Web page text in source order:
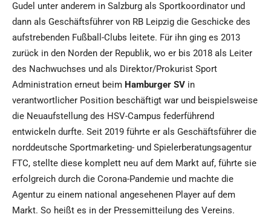
Gudel unter anderem in Salzburg als Sportkoordinator und
dann als Geschäftsführer von RB Leipzig die Geschicke des
aufstrebenden Fußball-Clubs leitete. Für ihn ging es 2013
zurück in den Norden der Republik, wo er bis 2018 als Leiter
des Nachwuchses und als Direktor/Prokurist Sport
Administration erneut beim Hamburger SV in
verantwortlicher Position beschäftigt war und beispielsweise
die Neuaufstellung des HSV-Campus federführend
entwickeln durfte. Seit 2019 führte er als Geschäftsführer die
norddeutsche Sportmarketing- und Spielerberatungsagentur
FTC, stellte diese komplett neu auf dem Markt auf, führte sie
erfolgreich durch die Corona-Pandemie und machte die
Agentur zu einem national angesehenen Player auf dem
Markt. So heißt es in der Pressemitteilung des Vereins.